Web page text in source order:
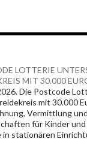
LOTTERIE
MIT 30.000
Die Postcode
mit 30.000
Vermittlung
für Kinder
in stationären